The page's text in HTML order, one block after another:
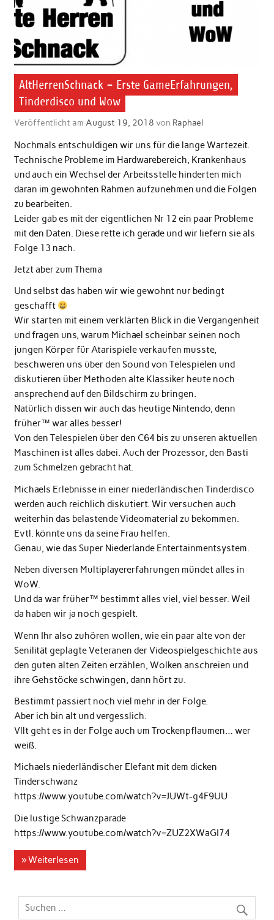
AltHerrenSchnack – Erste GameErfahrungen,
Tinderdisco und Wow
Veröffentlicht am August 19, 2018 von Raphael
Nochmals entschuldigen wir uns für die lange Wartezeit.
Technische Probleme im Hardwarebereich, Krankenhaus
und auch ein Wechsel der Arbeitsstelle hinderten mich
daran im gewohnten Rahmen aufzunehmen und die Folgen
zu bearbeiten.
Leider gab es mit der eigentlichen Nr 12 ein paar Probleme
mit den Daten. Diese rette ich gerade und wir liefern sie als
Folge 13 nach.
Jetzt aber zum Thema
Und selbst das haben wir wie gewohnt nur bedingt
geschafft
Wir starten mit einem verklärten Blick in die Vergangenheit
und fragen uns, warum Michael scheinbar seinen noch
jungen Körper für Atarispiele verkaufen musste,
beschweren uns über den Sound von Telespielen und
diskutieren über Methoden alte Klassiker heute noch
ansprechend auf den Bildschirm zu bringen.
Natürlich dissen wir auch das heutige Nintendo, denn
früher™ war alles besser!
Von den Telespielen über den C64 bis zu unseren aktuellen
Maschinen ist alles dabei. Auch der Prozessor, den Basti
zum Schmelzen gebracht hat.
Michaels Erlebnisse in einer niederländischen Tinderdisco
werden auch reichlich diskutiert. Wir versuchen auch
weiterhin das belastende Videomaterial zu bekommen.
Evtl. könnte uns da seine Frau helfen.
Genau, wie das Super Niederlande Entertainmentsystem.
Neben diversen Multiplayererfahrungen mündet alles in
WoW.
Und da war früher™ bestimmt alles viel, viel besser. Weil
da haben wir ja noch gespielt.
Wenn Ihr also zuhören wollen, wie ein paar alte von der
Senilität geplagte Veteranen der Videospielgeschichte aus
den guten alten Zeiten erzählen, Wolken anschreien und
ihre Gehstöcke schwingen, dann hört zu.
Bestimmt passiert noch viel mehr in der Folge.
Aber ich bin alt und vergesslich.
Vllt geht es in der Folge auch um Trockenpflaumen… wer
weiß.
Michaels niederländischer Elefant mit dem dicken
Tinderschwanz
https://www.youtube.com/watch?v=JUWt-g4F9UU
Die lustige Schwanzparade
https://www.youtube.com/watch?v=ZUZ2XWaGI74
» Weiterlesen